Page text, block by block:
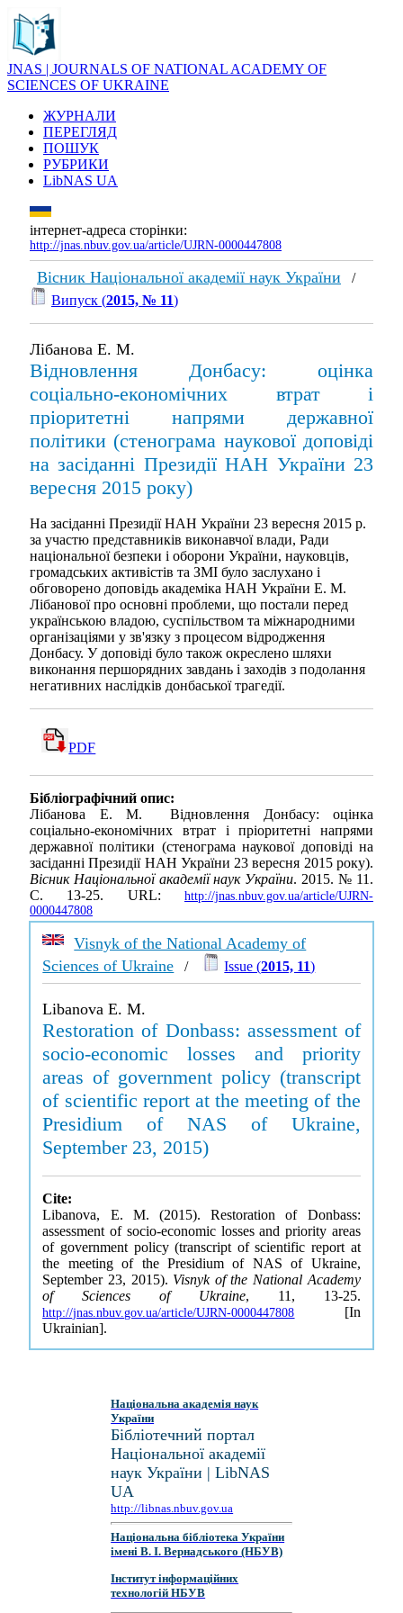
JNAS | JOURNALS OF NATIONAL ACADEMY OF
SCIENCES OF UKRAINE
ЖУРНАЛИ
ПЕРЕГЛЯД
ПОШУК
РУБРИКИ
LibNAS UA
інтернет-адреса сторінки:
http://jnas.nbuv.gov.ua/article/UJRN-0000447808
Вісник Національної академії наук України /
Випуск (2015, № 11)
Лібанова Е. М.
Відновлення Донбасу: оцінка
соціально-економічних втрат і
пріоритетні напрями державної
політики (стенограма наукової доповіді
на засіданні Президії НАН України 23
вересня 2015 року)
На засіданні Президії НАН України 23 вересня 2015 р.
за участю представників виконавчої влади, Ради
національної безпеки і оборони України, науковців,
громадських активістів та ЗМІ було заслухано і
обговорено доповідь академіка НАН України Е. М.
Лібанової про основні проблеми, що постали перед
українською владою, суспільством та міжнародними
організаціями у зв'язку з процесом відродження
Донбасу. У доповіді було також окреслено шляхи
виконання першорядних завдань і заходів з подолання
негативних наслідків донбаської трагедії.
PDF
Бібліографічний опис:
Лібанова Е. М. Відновлення Донбасу: оцінка
соціально-економічних втрат і пріоритетні напрями
державної політики (стенограма наукової доповіді на
засіданні Президії НАН України 23 вересня 2015 року).
Вісник Національної академії наук України. 2015. № 11.
С. 13-25. URL: http://jnas.nbuv.gov.ua/article/UJRN-
0000447808
Visnyk of the National Academy of
Sciences of Ukraine / Issue (2015, 11)
Libanova E. M.
Restoration of Donbass: assessment of
socio-economic losses and priority
areas of government policy (transcript
of scientific report at the meeting of the
Presidium of NAS of Ukraine,
September 23, 2015)
Cite:
Libanova, E. M. (2015). Restoration of Donbass:
assessment of socio-economic losses and priority areas
of government policy (transcript of scientific report at
the meeting of the Presidium of NAS of Ukraine,
September 23, 2015). Visnyk of the National Academy
of Sciences of Ukraine, 11, 13-25.
http://jnas.nbuv.gov.ua/article/UJRN-0000447808 [In
Ukrainian].
Національна академія наук
України
Бібліотечний портал
Національної академії
наук України | LibNAS
UA
http://libnas.nbuv.gov.ua
Національна бібліотека України
імені В. І. Вернадського (НБУВ)
Інститут інформаційних
технологій НБУВ